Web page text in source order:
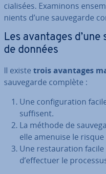
cia­li­sées. Examinons
nients d’une sau­ve­garde
Les avantages
de données
Il existe trois avantages
sau­ve­garde complète :
Une con­fi­gu­ra­tion
suffisent.
La méthode de
elle amenuise le
Une res­tau­ra­tion
d’effectuer le